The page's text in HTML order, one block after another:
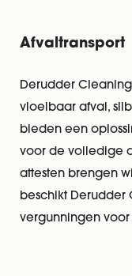
Afvaltransport
Derudder
vloeibaar afval,
bieden een
voor de volledige
attesten brengen
beschikt
vergunningen voor